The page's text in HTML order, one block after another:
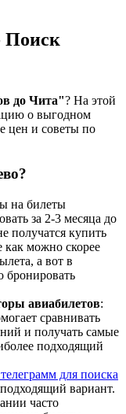
Поиск
до Чита"? На этой
о выгодном
цен и советы по
на билеты
за 2-3 месяца до
получатся купить
как можно скорее
а вот в
бронировать
авиабилетов:
сравнивать
и получать самые
подходящий
для поиска
вариант.
часто